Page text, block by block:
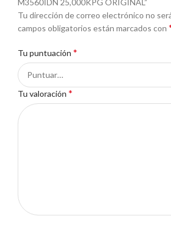
M3560IDN 25,000KPG ORIGINAL”
Tu dirección de correo electrónico no
campos obligatorios están marcados con
Tu puntuación *
Tu valoración *